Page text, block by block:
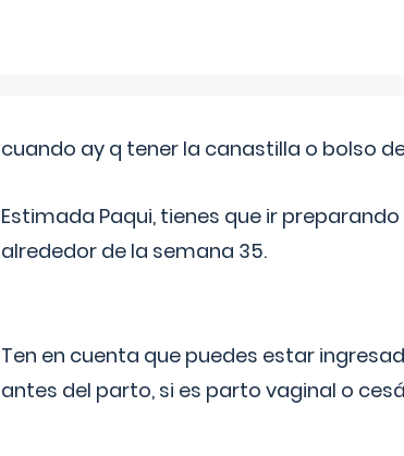
cuando ay q tener la canastilla o bolso
Estimada Paqui, tienes que ir
alrededor de la semana 35.
Ten en cuenta que puedes estar
antes del parto, si es parto vaginal o